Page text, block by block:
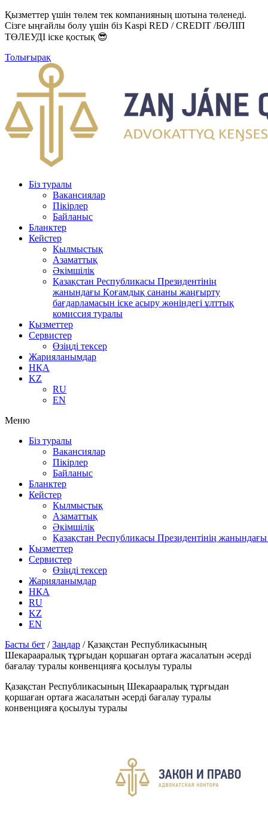
Қызметтер үшін төлем тек компанияның шотына төленеді.
Сізге ыңғайлы болу үшін біз Kaspi RED / CREDIT /БӨЛІП
ТӨЛЕУДІ іске қостық 😎
Толығырақ
Біз туралы
Вакансиялар
Пікірлер
Байланыс
Бланктер
Кейстер
Қылмыстық
Азаматтық
Әкімшілік
Қазақстан Республикасы Президентінің
жанындағы Қоғамдық сананы жаңғырту
бағдарламасын іске асыру жөніндегі ұлттық
комиссия туралы
Қызметтер
Сервистер
Өзіңді тексер
Жарияланымдар
НҚА
KZ
RU
EN
Меню
Біз туралы
Вакансиялар
Пікірлер
Байланыс
Бланктер
Кейстер
Қылмыстық
Азаматтық
Әкімшілік
Қазақстан Республикасы Президентінің
Қызметтер
Сервистер
Өзіңді тексер
Жарияланымдар
НҚА
RU
KZ
EN
Басты бет /Заңдар /Қазақстан Республикасының
Шекарааралық тұрғыдан қоршаған ортаға жасалатын әсерді
бағалау туралы конвенцияға қосылуы туралы
Қазақстан Республикасының Шекарааралық тұрғыдан
қоршаған ортаға жасалатын әсерді бағалау туралы
конвенцияға қосылуы туралы